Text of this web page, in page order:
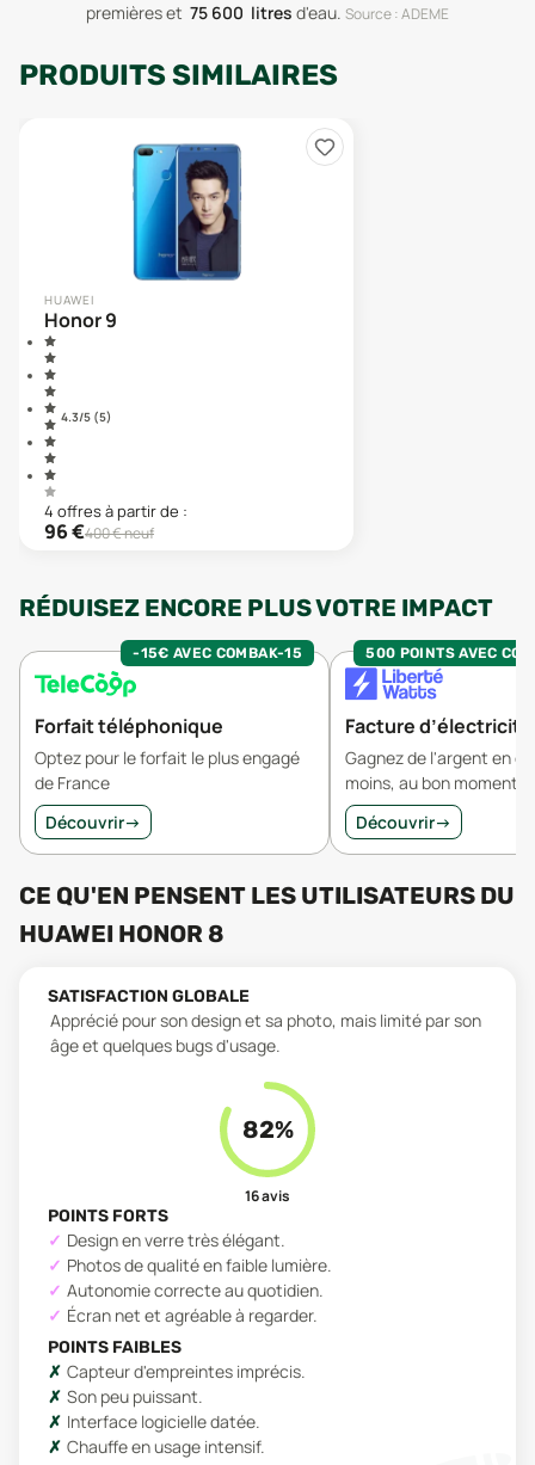
premièreset 75 600 litres d'eau. Source : ADEME
PRODUITS SIMILAIRES
HUAWEI
Honor 9
4.3/5 (5)
4 offresà partir de :
96€400€ neuf
RÉDUISEZ ENCORE PLUS VOTRE IMPACT
-15€ AVEC COMBAK-15
Forfait téléphonique
Optez pour le forfait le plus engagé
de France
Découvrir→
500 POINTS AVEC
Facture d’électricité
Gagnez de l'argent en
moins, au bon moment.
Découvrir→
CE QU'EN PENSENT LES UTILISATEURS DU
HUAWEI HONOR 8
SATISFACTION GLOBALE
Apprécié pour son design et sa photo, mais limité par son
âge et quelques bugs d'usage.
82%
16avis
POINTS FORTS
Design en verre très élégant.
Photos de qualité en faible lumière.
Autonomie correcte au quotidien.
Écran net et agréable à regarder.
POINTS FAIBLES
Capteur d'empreintes imprécis.
Son peu puissant.
Interface logicielle datée.
Chauffe en usage intensif.